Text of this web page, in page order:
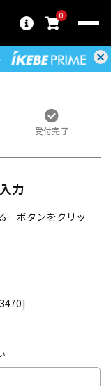
0
受付完了
力
」ボタンをクリッ